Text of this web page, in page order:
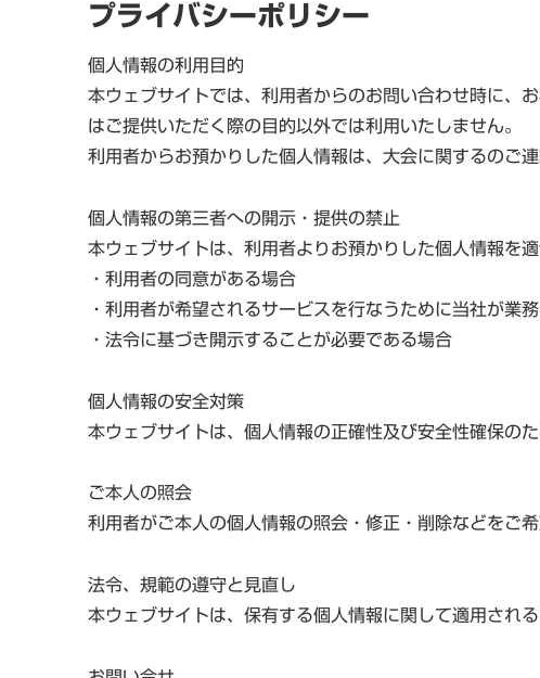
プライバシーポリシー
個人情報の利用目的
本ウェブサイトでは、利用者からのお問い合わせ時に、
はご提供いただく際の目的以外では利用いたしません。
利用者からお預かりした個人情報は、大会に関するのご
個人情報の第三者への開示・提供の禁止
本ウェブサイトは、利用者よりお預かりした個人情報を
・利用者の同意がある場合
・利用者が希望されるサービスを行なうために当社が業
・法令に基づき開示することが必要である場合
個人情報の安全対策
本ウェブサイトは、個人情報の正確性及び安全性確保の
ご本人の照会
利用者がご本人の個人情報の照会・修正・削除などをご
法令、規範の遵守と見直し
本ウェブサイトは、保有する個人情報に関して適用され